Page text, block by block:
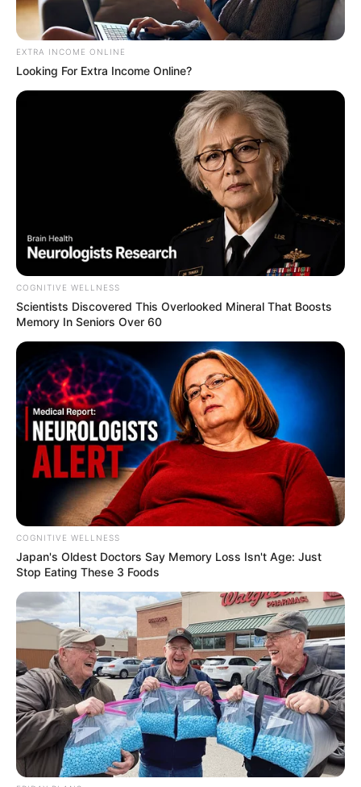
EXTRA INCOME ONLINE
Looking For Extra Income Online?
COGNITIVE WELLNESS
Scientists Discovered This Overlooked Mineral That Boosts
Memory In Seniors Over 60
COGNITIVE WELLNESS
Japan's Oldest Doctors Say Me​mory Lo​ss Isn't Age: Just
Stop Eating These 3 Foods